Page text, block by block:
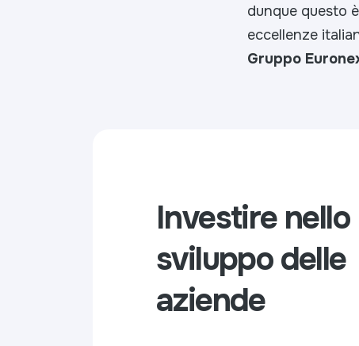
dunque questo
eccellenze
Gruppo
Investire nello
sviluppo delle
aziende